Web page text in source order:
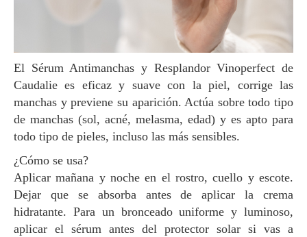
El Sérum Antimanchas y Resplandor Vinoperfect de
Caudalie es eficaz y suave con la piel, corrige las
manchas y previene su aparición. Actúa sobre todo tipo
de manchas (sol, acné, melasma, edad) y es apto para
todo tipo de pieles, incluso las más sensibles.
¿Cómo se usa?
Aplicar mañana y noche en el rostro, cuello y escote.
Dejar que se absorba antes de aplicar la crema
hidratante. Para un bronceado uniforme y luminoso,
aplicar el sérum antes del protector solar si vas a